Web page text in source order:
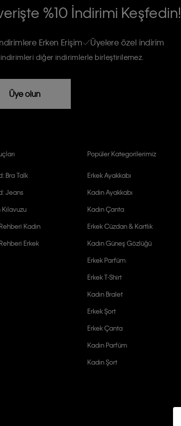
%10 İndirimi Keşfedin!
Erken Erişim Üyelere özel indirim
diğer indirimlerle birleştirilemez.
Üye olun
Bra Talk
Jeans
Kadın
Erkek
Popüler Kategorilerimiz
Erkek Ayakkabı
Kadın Ayakkabı
Kadın Çanta
Erkek Cüzdan & Kartlık
Kadın Güneş Gözlüğü
Erkek Parfüm
Erkek T-Shirt
Kadın Bralet
Erkek Şort
Erkek Çanta
Kadın Parfüm
Kadın Şort